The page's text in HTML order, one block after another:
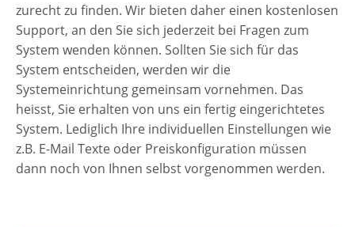
zurecht zu finden. Wir bieten daher einen kostenlosen
Support, an den Sie sich jederzeit bei Fragen zum
System wenden können. Sollten Sie sich für das
System entscheiden, werden wir die
Systemeinrichtung gemeinsam vornehmen. Das
heisst, Sie erhalten von uns ein fertig eingerichtetes
System. Lediglich Ihre individuellen Einstellungen wie
z.B. E-Mail Texte oder Preiskonfiguration müssen
dann noch von Ihnen selbst vorgenommen werden.